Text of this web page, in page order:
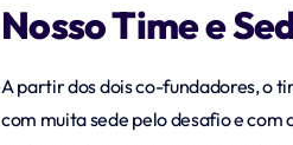
Nosso Time e
A partir dos dois co-fundadores, o
com muita sede pelo desafio e com